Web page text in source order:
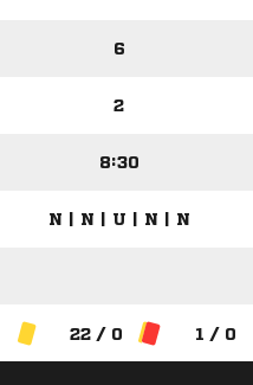
6
2
8:30
N | N | U | N | N
22 / 0 1 / 0